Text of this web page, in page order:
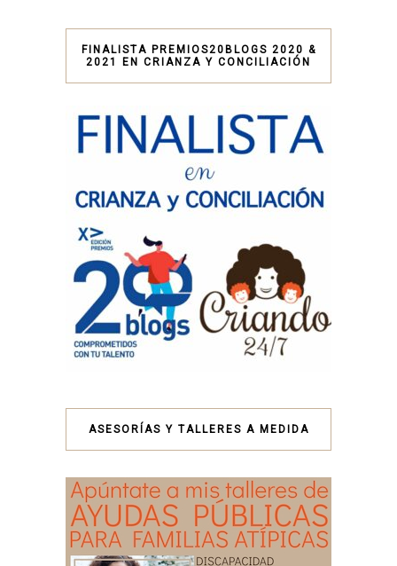
FINALISTA PREMIOS20BLOGS 2020 &
2021 EN CRIANZA Y CONCILIACIÓN
ASESORÍAS Y TALLERES A MEDIDA